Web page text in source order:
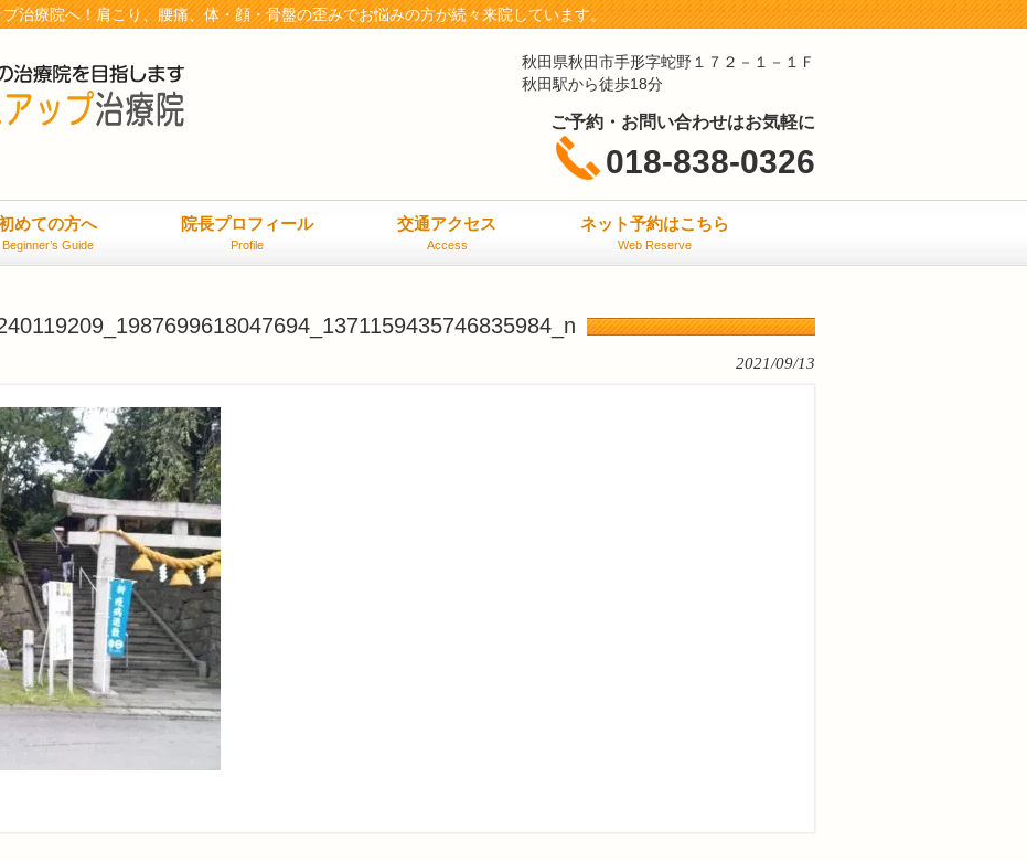
治療院へ！肩こり、腰痛、体・顔・骨盤の歪みでお悩みの方が続々来院しています。
秋田県秋田市手形字蛇野１７２－１－１Ｆ
秋田駅から徒歩18分
ご予約・お問い合わせはお気軽に
018-838-0326
めての方へ
Beginner’s Guide
院長プロフィール
Profile
交通アクセス
Access
ネット予約はこちら
Web Reserve
2021/09/13